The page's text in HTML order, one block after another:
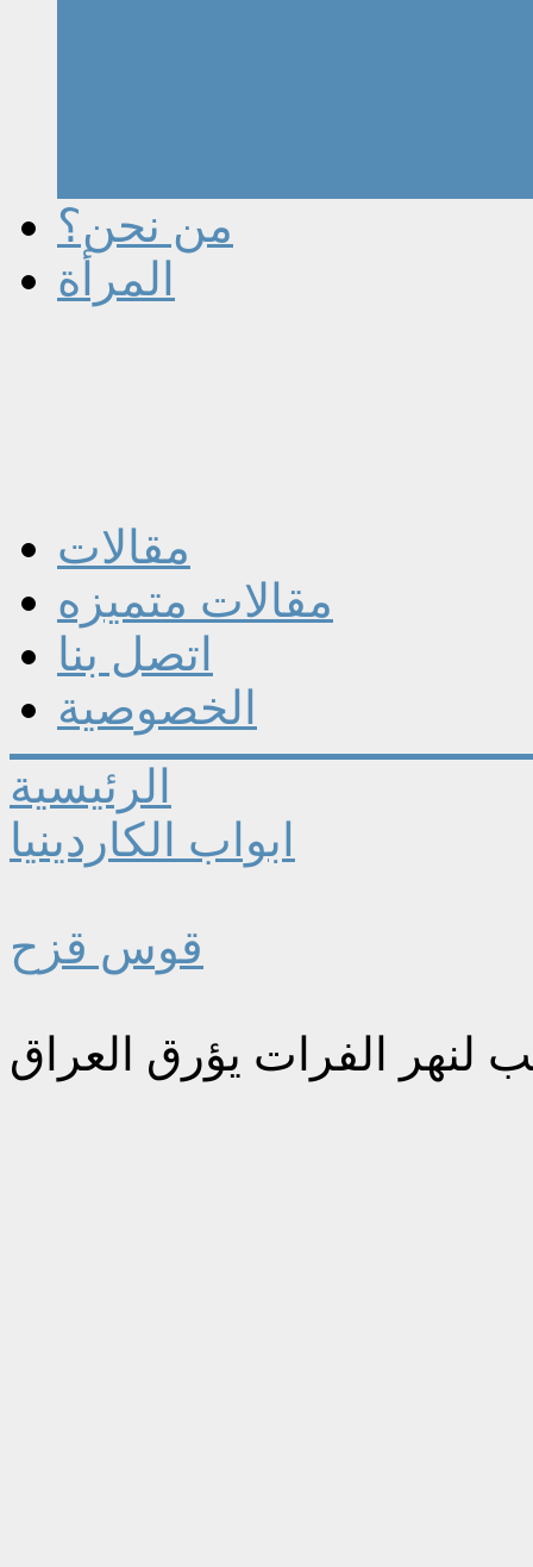
من نحن؟
المرأة
مقالات
مقالات متميزه
اتصل بنا
الخصوصية
الرئيسية
ابواب الكاردينيا
قوس قزح
الفرات يؤرق العراق